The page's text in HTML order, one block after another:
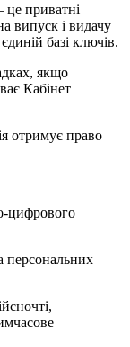
це приватні
випуск і видачу
базі ключів.
якщо
Кабінет
отримує право
цифрового
персональних